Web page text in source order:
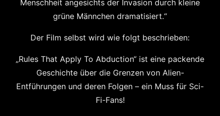
Menschheit angesichts der Invasion durch kleine
grüne Männchen dramatisiert.“
Der Film selbst wird wie folgt beschrieben:
„Rules That Apply To Abduction“ ist eine packende
Geschichte über die Grenzen von Alien-
Entführungen und deren Folgen – ein Muss für Sci-
Fi-Fans!